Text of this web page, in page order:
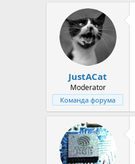
JustACat
Moderator
Команда форума